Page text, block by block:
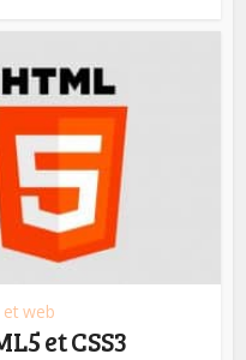
web
et CSS3